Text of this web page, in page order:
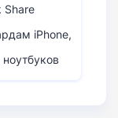
Share
iPhone,